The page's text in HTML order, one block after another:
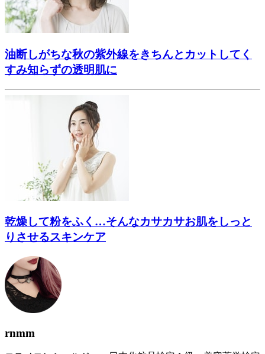
油断しがちな秋の紫外線をきちんとカットしてく
すみ知らずの透明肌に
乾燥して粉をふく…そんなカサカサお肌をしっと
りさせるスキンケア
rnmm